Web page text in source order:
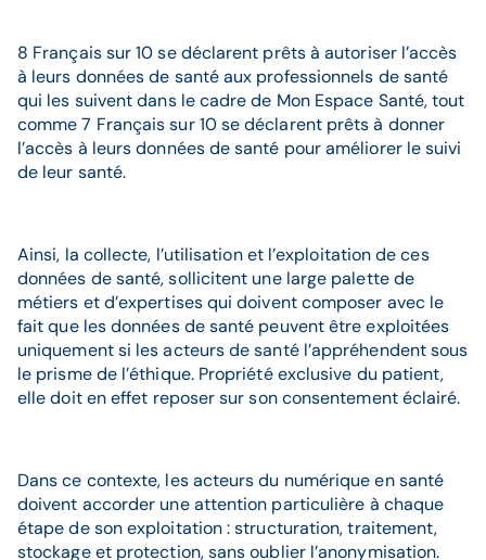
8 Français sur 10 se déclarent prêts à autoriser l’accès
à leurs données de santé aux professionnels de santé
qui les suivent dans le cadre de Mon Espace Santé, tout
comme 7 Français sur 10 se déclarent prêts à donner
l’accès à leurs données de santé pour améliorer le suivi
de leur santé.
Ainsi, la collecte, l’utilisation et l’exploitation de ces
données de santé, sollicitent une large palette de
métiers et d’expertises qui doivent composer avec le
fait que les données de santé peuvent être exploitées
uniquement si les acteurs de santé l’appréhendent sous
le prisme de l’éthique. Propriété exclusive du patient,
elle doit en effet reposer sur son consentement éclairé.
Dans ce contexte, les acteurs du numérique en santé
doivent accorder une attention particulière à chaque
étape de son exploitation : structuration, traitement,
stockage et protection, sans oublier l’anonymisation.